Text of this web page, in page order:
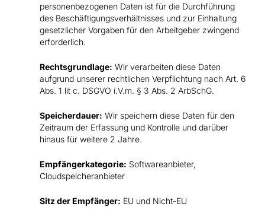
personenbezogenen Daten ist für die Durchführung
des Beschäftigungsverhältnisses und zur Einhaltung
gesetzlicher Vorgaben für den Arbeitgeber zwingend
erforderlich.
Rechtsgrundlage: Wir verarbeiten diese Daten
aufgrund unserer rechtlichen Verpflichtung nach Art. 6
Abs. 1 lit c. DSGVO i.V.m. § 3 Abs. 2 ArbSchG.
Speicherdauer: Wir speichern diese Daten für den
Zeitraum der Erfassung und Kontrolle und darüber
hinaus für weitere 2 Jahre.
Empfängerkategorie: Softwareanbieter,
Cloudspeicheranbieter
Sitz der Empfänger: EU und Nicht-EU